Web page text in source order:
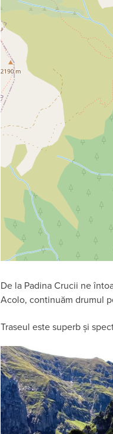
De la Padina Crucii ne
Acolo, continuăm drumul
Traseul este superb și